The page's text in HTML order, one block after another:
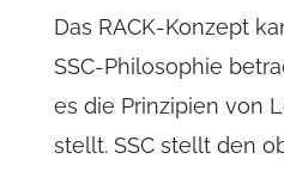
Das RACK-Konzept
SSC-Philosophie
es die Prinzipien von
stellt. SSC stellt den